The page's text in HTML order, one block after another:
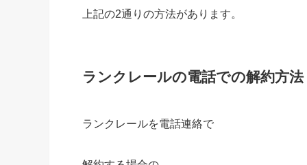
上記の2通りの方法があります。
ランクレールの電話での解約方法
ランクレールを電話連絡で